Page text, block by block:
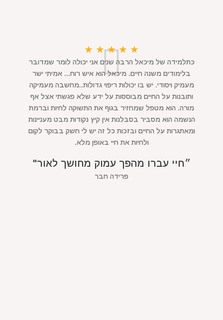
★
★
★
★
★
כתלמידה של מיכאל הרבה שנים אני יכולה לומר שמדובר
בלימודים משנה חיים. מיכאל הוא איש רוח... אמיתי ישר
מעמיק ויסודי. יש בו יכולות ריפוי גדולות..מחשבה מעמיקה
ותובנות על החיים מבוססות על ידע שלא פגשתי אצל אף
מורה. הוא מטפל שמחזיר בגוף את התשוקה לחיות וברמת
הנשמה הוא מסביר בסבלנות אין קיץ נקודות מבט מעניינות
ומאתגרות על החיים ובזכות כל זה יש לי חשק בבוקר לקום
ולחיות את חיי באופן מלא.
״חיי עברו מהפך עמוק מחושך לאור"
פרידה חבר